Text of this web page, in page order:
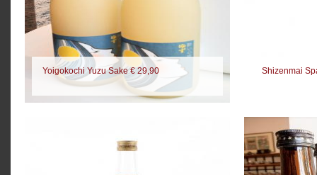
Yoigokochi Yuzu Sake € 29,90 Shizenmai